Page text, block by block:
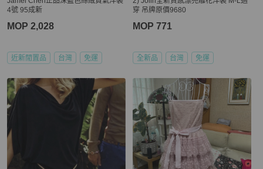
4號 95成新
MOP 2,028
近新閒置品 台灣 免運
穿 吊牌原價9680
MOP 771
全新品 台灣 免運